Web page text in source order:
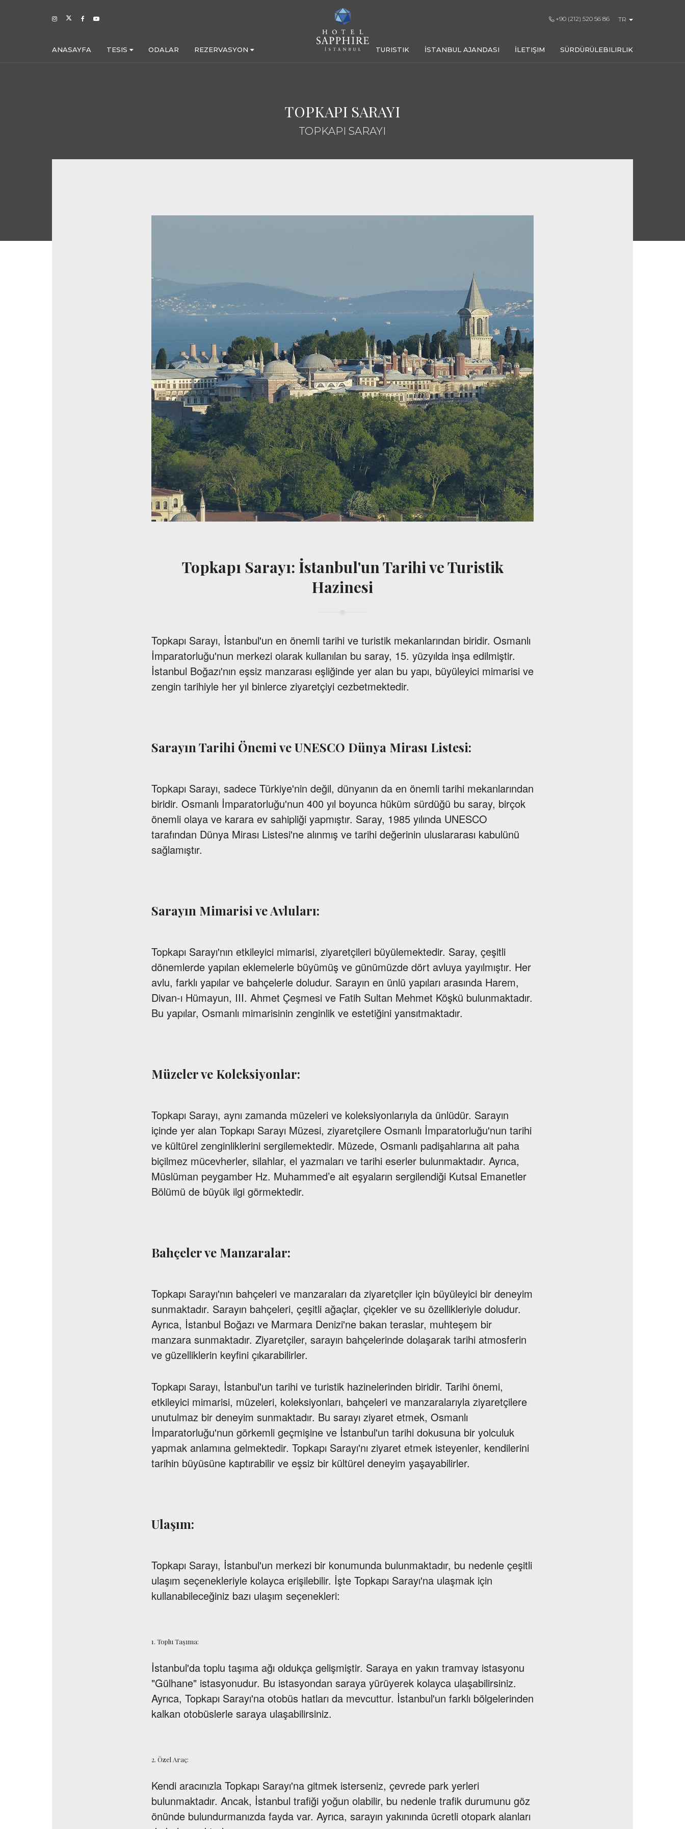
+90 (212) 520 56 86 TR
ANASAYFA TESIS ODALAR REZERVASYON TURISTIK İSTANBUL AJANDASI İLETIŞIM SÜRDÜRÜLEBILIRLIK
TOPKAPI SARAYI
TOPKAPI SARAYI
Topkapı Sarayı: İstanbul'un Tarihi ve Turistik
Hazinesi
Topkapı Sarayı, İstanbul'un en önemli tarihi ve turistik mekanlarından biridir. Osmanlı
İmparatorluğu'nun merkezi olarak kullanılan bu saray, 15. yüzyılda inşa edilmiştir.
İstanbul Boğazı'nın eşsiz manzarası eşliğinde yer alan bu yapı, büyüleyici mimarisi ve
zengin tarihiyle her yıl binlerce ziyaretçiyi cezbetmektedir.
Sarayın Tarihi Önemi ve UNESCO Dünya Mirası Listesi:
Topkapı Sarayı, sadece Türkiye'nin değil, dünyanın da en önemli tarihi mekanlarından
biridir. Osmanlı İmparatorluğu'nun 400 yıl boyunca hüküm sürdüğü bu saray, birçok
önemli olaya ve karara ev sahipliği yapmıştır. Saray, 1985 yılında UNESCO
tarafından Dünya Mirası Listesi'ne alınmış ve tarihi değerinin uluslararası kabulünü
sağlamıştır.
Sarayın Mimarisi ve Avluları:
Topkapı Sarayı'nın etkileyici mimarisi, ziyaretçileri büyülemektedir. Saray, çeşitli
dönemlerde yapılan eklemelerle büyümüş ve günümüzde dört avluya yayılmıştır. Her
avlu, farklı yapılar ve bahçelerle doludur. Sarayın en ünlü yapıları arasında Harem,
Divan-ı Hümayun, III. Ahmet Çeşmesi ve Fatih Sultan Mehmet Köşkü bulunmaktadır.
Bu yapılar, Osmanlı mimarisinin zenginlik ve estetiğini yansıtmaktadır.
Müzeler ve Koleksiyonlar:
Topkapı Sarayı, aynı zamanda müzeleri ve koleksiyonlarıyla da ünlüdür. Sarayın
içinde yer alan Topkapı Sarayı Müzesi, ziyaretçilere Osmanlı İmparatorluğu'nun tarihi
ve kültürel zenginliklerini sergilemektedir. Müzede, Osmanlı padişahlarına ait paha
biçilmez mücevherler, silahlar, el yazmaları ve tarihi eserler bulunmaktadır. Ayrıca,
Müslüman peygamber Hz. Muhammed’e ait eşyaların sergilendiği Kutsal Emanetler
Bölümü de büyük ilgi görmektedir.
Bahçeler ve Manzaralar:
Topkapı Sarayı'nın bahçeleri ve manzaraları da ziyaretçiler için büyüleyici bir deneyim
sunmaktadır. Sarayın bahçeleri, çeşitli ağaçlar, çiçekler ve su özellikleriyle doludur.
Ayrıca, İstanbul Boğazı ve Marmara Denizi'ne bakan teraslar, muhteşem bir
manzara sunmaktadır. Ziyaretçiler, sarayın bahçelerinde dolaşarak tarihi atmosferin
ve güzelliklerin keyfini çıkarabilirler.
Topkapı Sarayı, İstanbul'un tarihi ve turistik hazinelerinden biridir. Tarihi önemi,
etkileyici mimarisi, müzeleri, koleksiyonları, bahçeleri ve manzaralarıyla ziyaretçilere
unutulmaz bir deneyim sunmaktadır. Bu sarayı ziyaret etmek, Osmanlı
İmparatorluğu'nun görkemli geçmişine ve İstanbul'un tarihi dokusuna bir yolculuk
yapmak anlamına gelmektedir. Topkapı Sarayı'nı ziyaret etmek isteyenler, kendilerini
tarihin büyüsüne kaptırabilir ve eşsiz bir kültürel deneyim yaşayabilirler.
Ulaşım:
Topkapı Sarayı, İstanbul'un merkezi bir konumunda bulunmaktadır, bu nedenle çeşitli
ulaşım seçenekleriyle kolayca erişilebilir. İşte Topkapı Sarayı'na ulaşmak için
kullanabileceğiniz bazı ulaşım seçenekleri:
1. Toplu Taşıma:
İstanbul'da toplu taşıma ağı oldukça gelişmiştir. Saraya en yakın tramvay istasyonu
"Gülhane" istasyonudur. Bu istasyondan saraya yürüyerek kolayca ulaşabilirsiniz.
Ayrıca, Topkapı Sarayı'na otobüs hatları da mevcuttur. İstanbul'un farklı bölgelerinden
kalkan otobüslerle saraya ulaşabilirsiniz.
2. Özel Araç:
Kendi aracınızla Topkapı Sarayı'na gitmek isterseniz, çevrede park yerleri
bulunmaktadır. Ancak, İstanbul trafiği yoğun olabilir, bu nedenle trafik durumunu göz
önünde bulundurmanızda fayda var. Ayrıca, sarayın yakınında ücretli otopark alanları